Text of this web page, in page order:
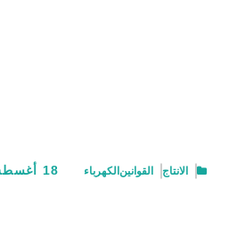
الانتاج القوانين الكهرباء 18 أغسطس 2004